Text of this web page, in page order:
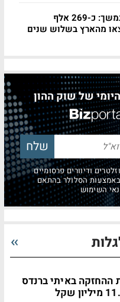
גל העזיבה נמשך: כ-269 אלף
מהארץ בשלוש שנים
של שוק ההון
ודיוורים פרסומיים
באמצעות הסלולר בהתאם
ההחזקה באיתי ברנדס